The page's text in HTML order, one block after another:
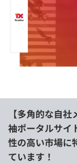
新卒エージェント
イベント・セミナー
インタビュー
4択課題
ナレッジ
リファレンス
プラン
個人向けプラン
法人向けプラン
評価結果一覧
再チャレンジ結果一覧
メディア
Tech Team Journal
paiza times
paizaとは？
【多角的な自
袖ポータルサイ
性の高い市場に
ています！